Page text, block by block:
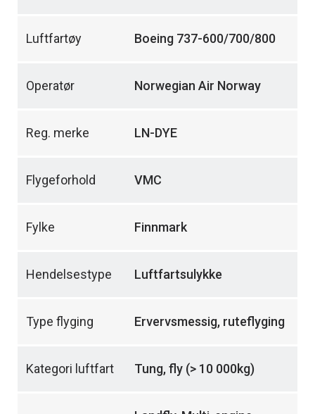
Luftfartøy Boeing 737-600/700/800
Operatør Norwegian Air Norway
Reg. merke LN-DYE
Flygeforhold VMC
Fylke Finnmark
Hendelsestype Luftfartsulykke
Type flyging Ervervsmessig, ruteflyging
Kategori luftfart Tung, fly (> 10 000kg)